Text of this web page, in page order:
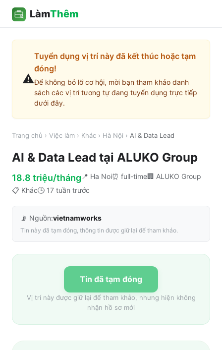
LàmThêm
⚠️
Tuyển dụng vị trí này đã kết thúc hoặc tạm
đóng!
Để không bỏ lỡ cơ hội, mời bạn tham khảo danh
sách các vị trí tương tự đang tuyển dụng trực tiếp
dưới đây.
Trang chủ › Việc làm › Khác › Hà Nội › AI & Data Lead
AI & Data Lead tại ALUKO Group
18.8 triệu/tháng 📍 Ha Noi⏰ full-time🏢 ALUKO Group
📋 Khác🕒 17 tuần trước
📡 Nguồn:vietnamworks
Tin này đã tạm đóng, thông tin được giữ lại để tham khảo.
Tin đã tạm đóng
Vị trí này được giữ lại để tham khảo, nhưng hiện không
nhận hồ sơ mới